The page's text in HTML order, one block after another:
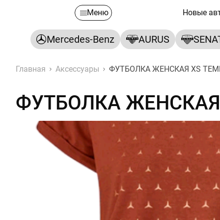
Меню Новые
Mercedes-Benz AURUS
Главная Аксессуары ФУТБОЛКА ЖЕНСКАЯ XS
ФУТБОЛКА ЖЕНСКАЯ XS
ФУТБОЛКА